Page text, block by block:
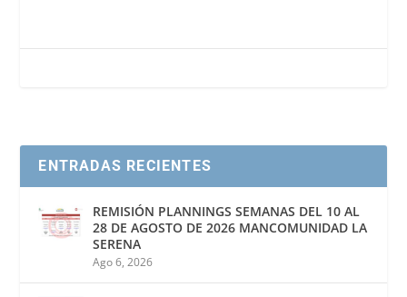
e
o
k
t
r
i t
p
p
n
ENTRADAS RECIENTES
REMISIÓN PLANNINGS SEMANAS DEL 10 AL
28 DE AGOSTO DE 2026 MANCOMUNIDAD LA
SERENA
Ago 6, 2026